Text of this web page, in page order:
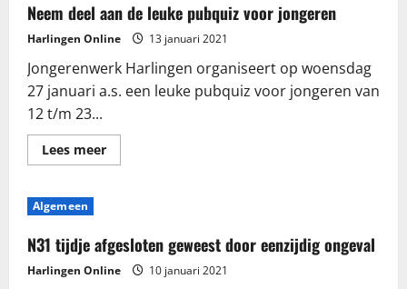
Neem deel aan de leuke pubquiz voor jongeren
Harlingen Online 13 januari 2021
Jongerenwerk Harlingen organiseert op woensdag
27 januari a.s. een leuke pubquiz voor jongeren van
12 t/m 23...
Lees meerLees
meer
leuke
pubquiz
voor
jongeren
Algemeen
N31 tijdje afgesloten geweest door eenzijdig ongeval
Harlingen Online 10 januari 2021